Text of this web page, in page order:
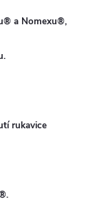
a Nomexu®,
rukavice